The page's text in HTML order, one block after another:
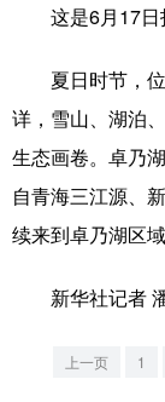
学术中国
城市
彩票
公益
文化产业
这是6月17日
夏日时节，位
详，雪山、湖泊
生态画卷。卓乃
自青海三江源、
续来到卓乃湖区域
新华社记者
上一页 1